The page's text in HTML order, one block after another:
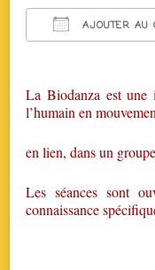
AJOUTER AU
La Biodanza est
l’humain en
en lien, dans un
Les séances sont
connaissance